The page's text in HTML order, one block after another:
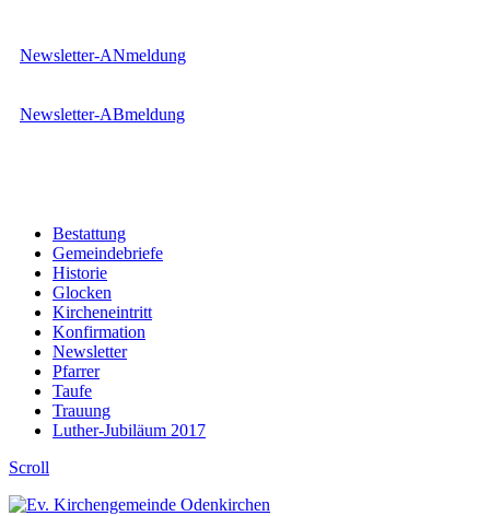
Newsletter-ANmeldung
Newsletter-ABmeldung
Bestattung
Gemeindebriefe
Historie
Glocken
Kircheneintritt
Konfirmation
Newsletter
Pfarrer
Taufe
Trauung
Luther-Jubiläum 2017
Scroll